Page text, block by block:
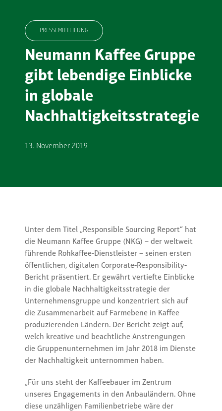
PRESSEMITTEILUNG
Neumann Kaffee Gruppe
gibt lebendige Einblicke
in globale
Nachhaltigkeitsstrategie
13. November 2019
Unter dem Titel „Responsible Sourcing Report“ hat
die Neumann Kaffee Gruppe (NKG) – der weltweit
führende Rohkaffee-Dienstleister – seinen ersten
öffentlichen, digitalen Corporate-Responsibility-
Bericht präsentiert. Er gewährt vertiefte Einblicke
in die globale Nachhaltigkeitsstrategie der
Unternehmensgruppe und konzentriert sich auf
die Zusammenarbeit auf Farmebene in Kaffee
produzierenden Ländern. Der Bericht zeigt auf,
welch kreative und beachtliche Anstrengungen
die Gruppenunternehmen im Jahr 2018 im Dienste
der Nachhaltigkeit unternommen haben.
„Für uns steht der Kaffeebauer im Zentrum
unseres Engagements in den Anbauländern. Ohne
diese unzähligen Familienbetriebe wäre der